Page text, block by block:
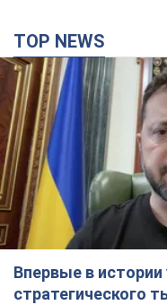
TOP NEWS
Впервые в истории
стратегического